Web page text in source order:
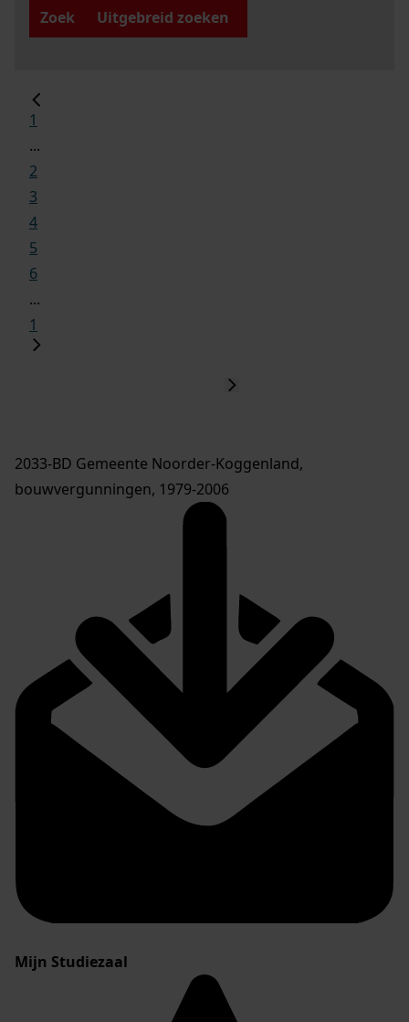
Zoek
Uitgebreid zoeken
1
...
2
3
4
5
6
...
1
2033-BD Gemeente Noorder-Koggenland,
bouwvergunningen, 1979-2006
Mijn Studiezaal